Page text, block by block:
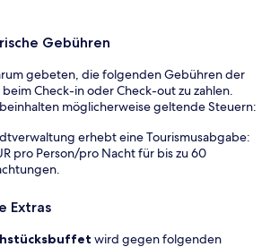
Gebühren
gebeten, die folgenden Gebühren der
Check-in oder Check-out zu zahlen.
möglicherweise geltende Steuern:
erhebt eine Tourismusabgabe:
pro Person/pro Nacht für bis zu 60
Extras
wird gegen folgenden